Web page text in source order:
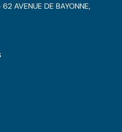
AVENUE DE BAYONNE,